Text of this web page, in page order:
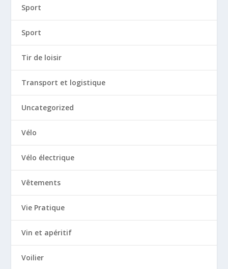
Sport
Sport
Tir de loisir
Transport et logistique
Uncategorized
Vélo
Vélo électrique
Vêtements
Vie Pratique
Vin et apéritif
Voilier